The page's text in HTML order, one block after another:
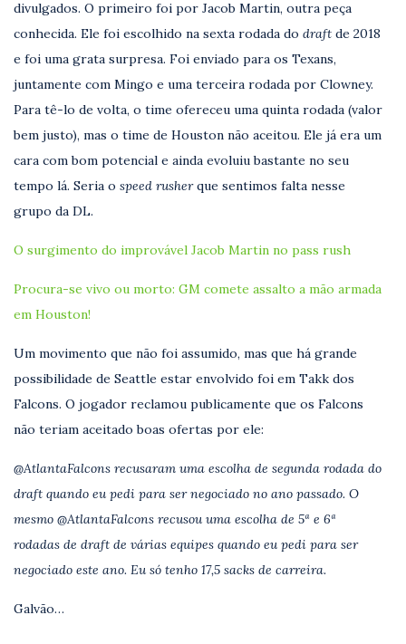
divulgados. O primeiro foi por Jacob Martin, outra peça
conhecida. Ele foi escolhido na sexta rodada do draft de 2018
e foi uma grata surpresa. Foi enviado para os Texans,
juntamente com Mingo e uma terceira rodada por Clowney.
Para tê-lo de volta, o time ofereceu uma quinta rodada (valor
bem justo), mas o time de Houston não aceitou. Ele já era um
cara com bom potencial e ainda evoluiu bastante no seu
tempo lá. Seria o speed rusherque sentimos falta nesse
grupo da DL.
O surgimento do improvável Jacob Martin no pass rush
Procura-se vivo ou morto: GM comete assalto a mão armada
em Houston!
Um movimento que não foi assumido, mas que há grande
possibilidade de Seattle estar envolvido foi em Takk dos
Falcons. O jogador reclamou publicamente que os Falcons
não teriam aceitado boas ofertas por ele:
@AtlantaFalcons recusaram uma escolha de segunda rodada do
draft quando eu pedi para ser negociado no ano passado. O
mesmo @AtlantaFalcons recusou uma escolha de 5ª e 6ª
rodadas de draft de várias equipes quando eu pedi para ser
negociado este ano. Eu só tenho 17,5 sacks de carreira.
Galvão…